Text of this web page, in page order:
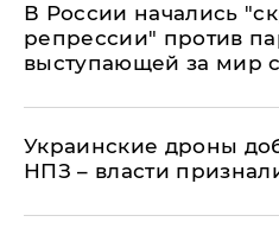
В России начались
репрессии" против
выступающей за мир
Украинские дроны
НПЗ – власти